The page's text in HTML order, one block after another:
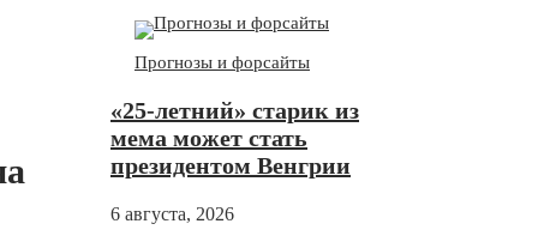
Прогнозы и форсайты
«25-летний» старик из
мема может стать
президентом Венгрии
6 августа, 2026